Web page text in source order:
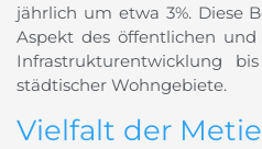
jährlich um etwa 3%. Diese
Aspekt des öffentlichen
Infrastrukturentwicklung
städtischer Wohngebiete.
Vielfalt der